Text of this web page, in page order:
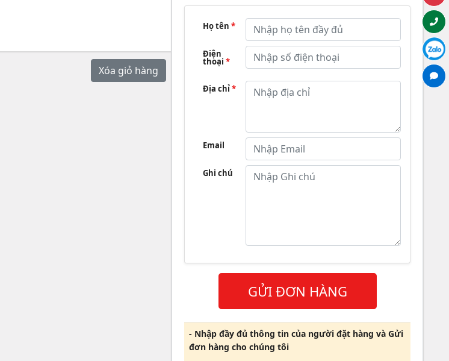
Xóa giỏ hàng
Họ tên *
Điện
thoại *
Địa chỉ*
Email
Ghi chú
GỬI ĐƠN HÀNG
- Nhập đầy đủ thông tin của người đặt hàng và Gửi
đơn hàng cho chúng tôi